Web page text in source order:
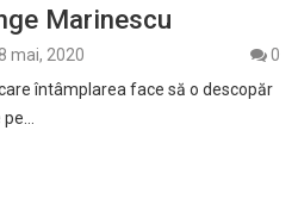
Marinescu
mai, 2020
0
întâmplarea face să o descopăr